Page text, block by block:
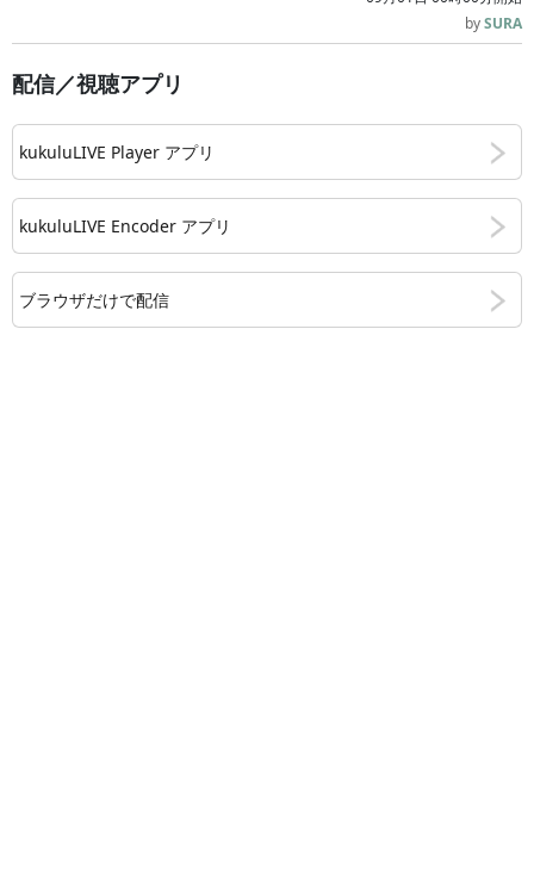
bySURA
配信／視聴アプリ
kukuluLIVE Player アプリ
kukuluLIVE Encoder アプリ
ブラウザだけで配信